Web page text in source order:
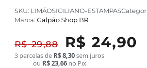
SKU: LIMÃOSICILIANO-ESTAMPAS
Marca: Galpão Shop BR
R$29,88 R$ 24,90
3 parcelas de R$8,30sem juros
ou R$23,66 no Pix